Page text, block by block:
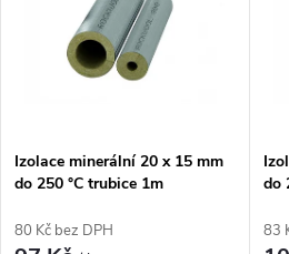
p
r
s
p
Izolace minerální 20 x 15 mm
do 250 °C trubice 1m
80 Kč bez DPH
do
83